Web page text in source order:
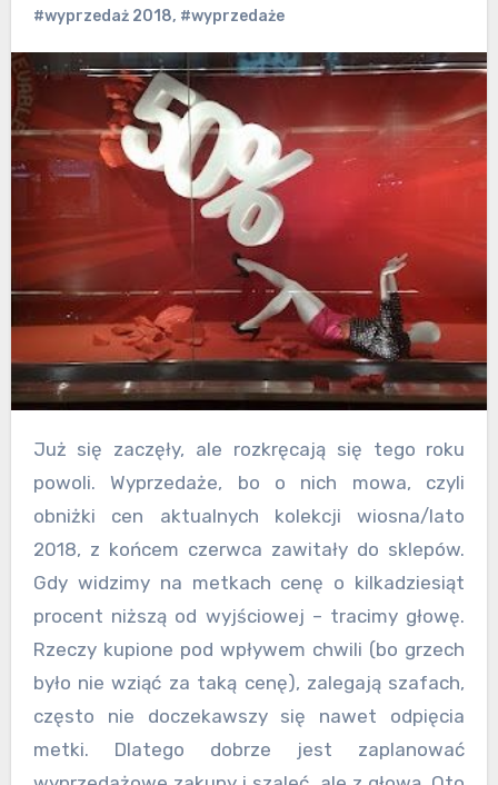
#wyprzedaż 2018, #wyprzedaże
Już się zaczęły, ale rozkręcają się tego roku
powoli. Wyprzedaże, bo o nich mowa, czyli
obniżki cen aktualnych kolekcji wiosna/lato
2018, z końcem czerwca zawitały do sklepów.
Gdy widzimy na metkach cenę o kilkadziesiąt
procent niższą od wyjściowej – tracimy głowę.
Rzeczy kupione pod wpływem chwili (bo grzech
było nie wziąć za taką cenę), zalegają szafach,
często nie doczekawszy się nawet odpięcia
metki. Dlatego dobrze jest zaplanować